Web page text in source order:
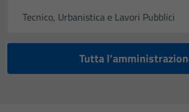
Tecnico, Urbanistica e Lavori Pubblici
Tutta